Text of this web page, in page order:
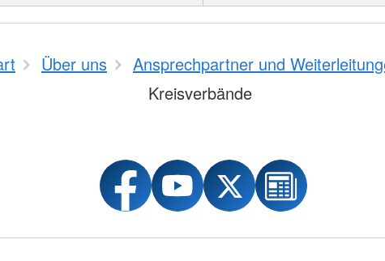
Über uns
Ansprechpartner und
Kreisverbände